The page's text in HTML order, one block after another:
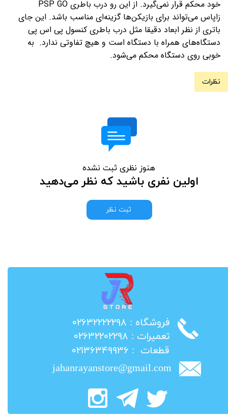
خود محکم قرار نمی‌گیرد. از این رو درب باطری PSP GO
زاپاس می‌تواند برای بازیکن‌ها گزینه‌ای مناسب باشد. این جای
باتری از نظر ابعاد دقیقا مثل درب باطری کنسول پی اس پی
دستگاه‌های همراه با دستگاه است و هیچ تفاوتی ندارد. به
خوبی روی دستگاه محکم می‌شود.
نظرات
هنوز نظری ثبت نشده
اولین نفری باشید که نظر می‌دهید
ثبت نظر
​فروشگاه : ۰۲۶۳۲۲۲۲۲۹۸
​تعمیرات : ۰۲۶۳۲۲۰۲۲۹۸
​قطعات : ۰۲۱۳۶۳۴۹۹۳۶
jahanrayanstore@gmail.com